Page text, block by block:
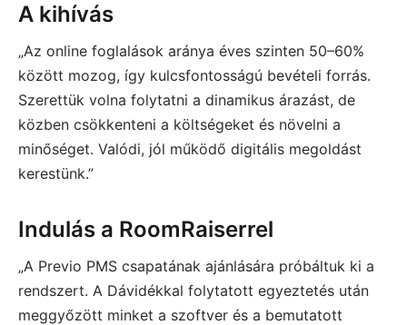
A kihívás
„Az online foglalások aránya éves szinten 50–60%
között mozog, így kulcsfontosságú bevételi forrás.
Szerettük volna folytatni a dinamikus árazást, de
közben csökkenteni a költségeket és növelni a
minőséget. Valódi, jól működő digitális megoldást
kerestünk.”
Indulás a RoomRaiserrel
„A Previo PMS csapatának ajánlására próbáltuk ki a
rendszert. A Dávidékkal folytatott egyeztetés után
meggyőzött minket a szoftver és a bemutatott